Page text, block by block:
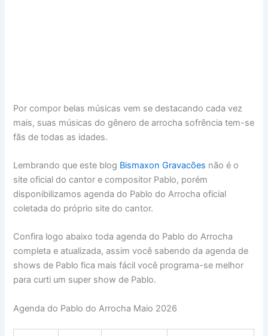
Por compor belas músicas vem se destacando cada vez
mais, suas músicas do gênero de arrocha sofrência tem-se
fãs de todas as idades.
Lembrando que este blog Bismaxon Gravacões não é o
site oficial do cantor e compositor Pablo, porém
disponibilizamos agenda do Pablo do Arrocha oficial
coletada do próprio site do cantor.
Confira logo abaixo toda agenda do Pablo do Arrocha
completa e atualizada, assim você sabendo da agenda de
shows de Pablo fica mais fácil você programa-se melhor
para curti um super show de Pablo.
Agenda do Pablo do Arrocha Maio 2026